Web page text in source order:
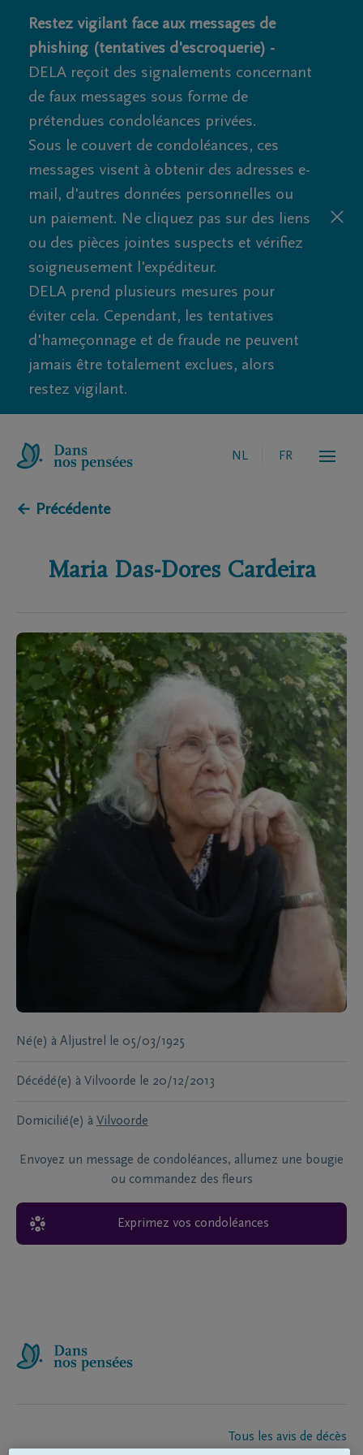
Restez vigilant face aux messages de
phishing (tentatives d'escroquerie) -
DELA reçoit des signalements concernant
de faux messages sous forme de
prétendues condoléances privées.
Sous le couvert de condoléances, ces
messages visent à obtenir des adresses e-
mail, d'autres données personnelles ou
un paiement. Ne cliquez pas sur des liens
ou des pièces jointes suspects et vérifiez
soigneusement l'expéditeur.
DELA prend plusieurs mesures pour
éviter cela. Cependant, les tentatives
d'hameçonnage et de fraude ne peuvent
jamais être totalement exclues, alors
restez vigilant.
NL FR
← Précédente
Maria Das-Dores Cardeira
Né(e) à Aljustrel le 05/03/1925
Décédé(e) à Vilvoorde le 20/12/2013
Domicilié(e) à Vilvoorde
Envoyez un message de condoléances, allumez une bougie
ou commandez des fleurs
Exprimez vos condoléances
Tous les avis de décès